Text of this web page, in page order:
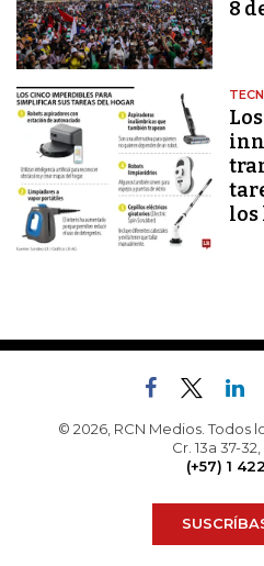
8
los
© 2026, RCN Medios. Todos
Cr. 13a 37-
(+57) 1